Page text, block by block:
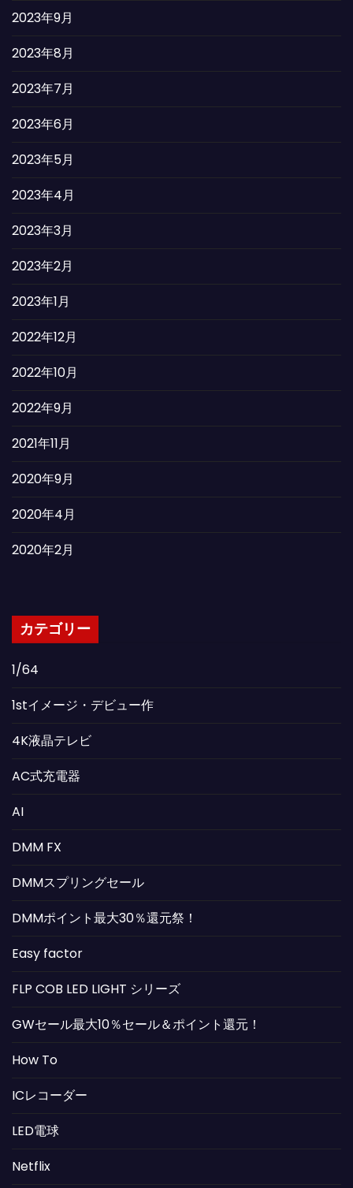
2023年9月
2023年8月
2023年7月
2023年6月
2023年5月
2023年4月
2023年3月
2023年2月
2023年1月
2022年12月
2022年10月
2022年9月
2021年11月
2020年9月
2020年4月
2020年2月
カテゴリー
1/64
1stイメージ・デビュー作
4K液晶テレビ
AC式充電器
AI
DMM FX
DMMスプリングセール
DMMポイント最大30％還元祭！
Easy factor
FLP COB LED LIGHT シリーズ
GWセール最大10％セール＆ポイント還元！
How To
ICレコーダー
LED電球
Netflix